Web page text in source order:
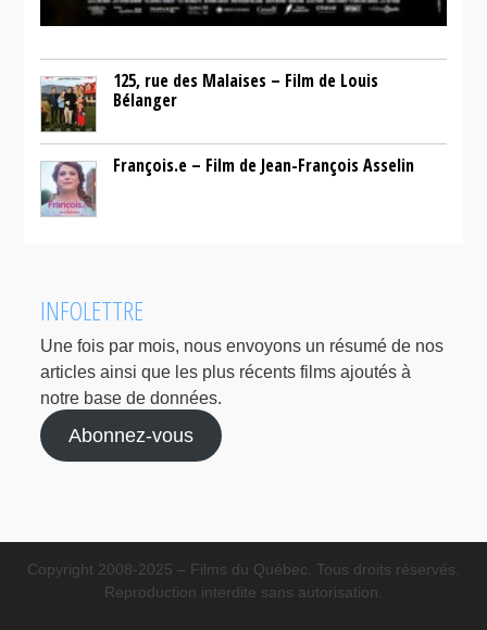
125, rue des Malaises – Film de Louis
Bélanger
François.e – Film de Jean-François Asselin
INFOLETTRE
Une fois par mois, nous envoyons un résumé de nos
articles ainsi que les plus récents films ajoutés à
notre base de données.
Abonnez-vous
Copyright 2008-2025 – Films du Québec. Tous droits réservés.
Reproduction interdite sans autorisation.